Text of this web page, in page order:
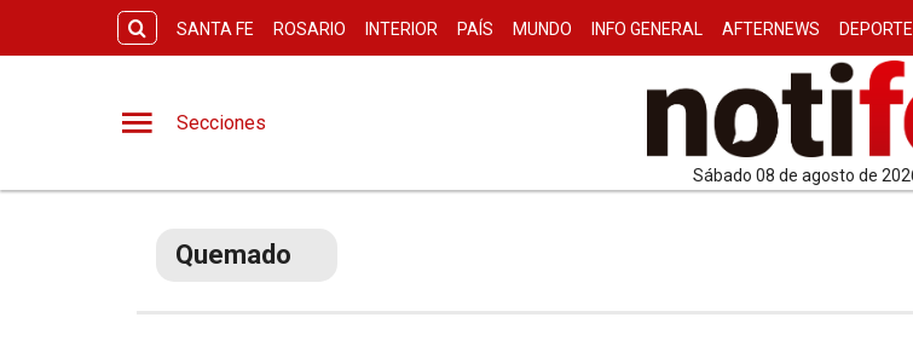
SANTA FE ROSARIO INTERIOR PAÍS MUNDO INFO GENERAL AFTERNEWS
Secciones
sábado 08 de agosto de
Quemado